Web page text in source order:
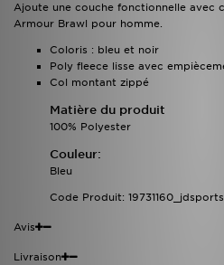
Ajoute une couche fonctionnelle avec
Armour Brawl pour homme.
Coloris : bleu et noir
Poly fleece lisse avec
Col montant zippé
Matière du produit
100% Polyester
Couleur:
Bleu
Code Produit:
Avis
Livraison